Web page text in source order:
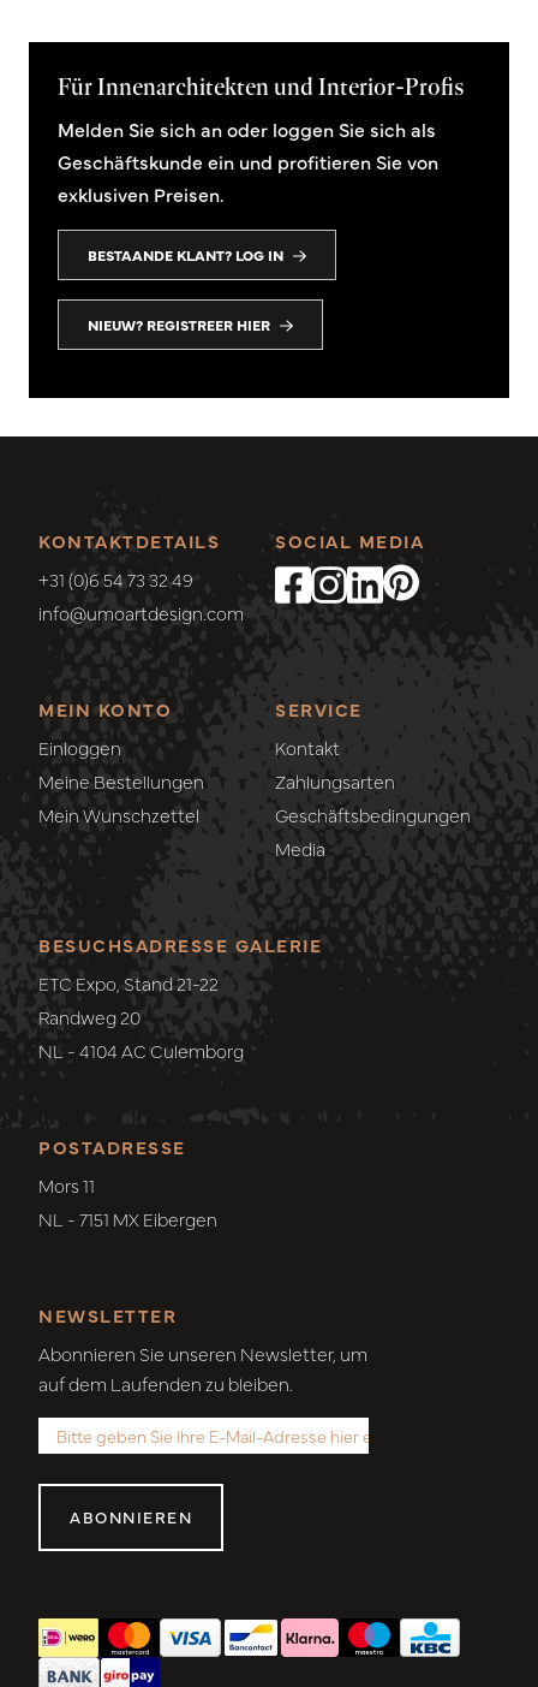
Für Innenarchitekten und Interior-Profis
Melden Sie sich an oder loggen Sie sich als
Geschäftskunde ein und profitieren Sie von
exklusiven Preisen.
BESTAANDE KLANT? LOG IN
NIEUW? REGISTREER HIER
KONTAKTDETAILS
+31 (0)6 54 73 32 49
info@umoartdesign.com
MEIN KONTO
Einloggen
Meine Bestellungen
Mein Wunschzettel
SERVICE
Kontakt
Zahlungsarten
Geschäftsbedingungen
Media
SOCIAL MEDIA
POSTADRESSE
Mors 11
NL - 7151 MX Eibergen
BESUCHSADRESSE GALERIE
ETC Expo, Stand 21-22
Randweg 20
NL - 4104 AC Culemborg
NEWSLETTER
Abonnieren Sie unseren Newsletter, um
auf dem Laufenden zu bleiben.
ABONNIEREN